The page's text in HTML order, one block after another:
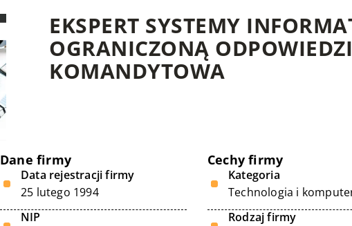
EKSPERT SYSTEMY
OGRANICZONĄ
KOMANDYTOWA
Dane firmy
Data rejestracji firmy
25 lutego 1994
NIP
Cechy firmy
Kategoria
Technologia i
Rodzaj firmy